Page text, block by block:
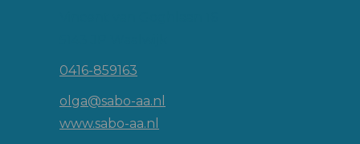
0416-859163
olga@sabo-aa.nl
www.sabo-aa.nl